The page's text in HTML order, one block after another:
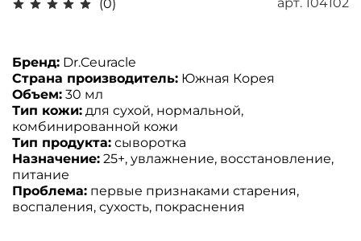
(0)
Бренд: Dr.Ceuracle
Страна производитель: Южная Корея
Объем: 30 мл
Тип кожи: для сухой, нормальной,
комбинированной кожи
Тип продукта: сыворотка
Назначение: 25+, увлажнение, восстановление,
питание
Проблема: первые признаками старения,
воспаления, сухость, покраснения